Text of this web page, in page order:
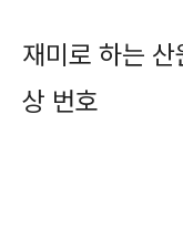
재미로 하는 산
상 번호